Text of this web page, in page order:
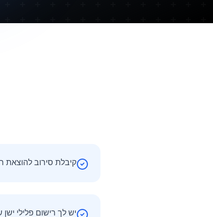
קיבלת סירוב להוצאת
יש לך רישום פלילי